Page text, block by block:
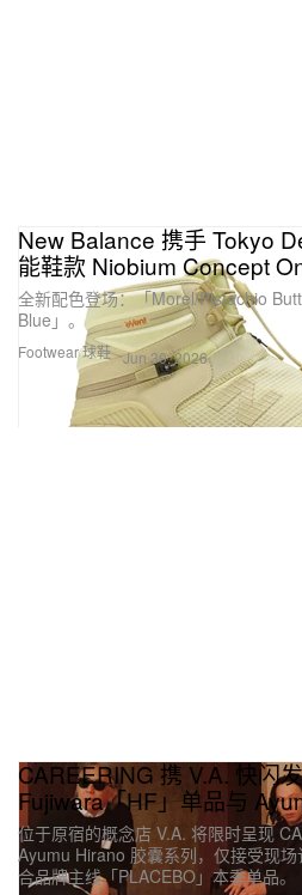
Footwear 球鞋
New Balance 携手 Tokyo
能鞋款 Niobium Concept
全新配色登场：「Morel/Pistachio
Blue」。
Jun 30, 2026
CAREERING 携 V.A. 快闪
Fujiwara「HF」单品与
位于原宿的概念店 V.A. 将限时呈现
Ayumu Hirano 胶囊系列，仅接受现
合品牌主线「PLACEBO」本季单品。